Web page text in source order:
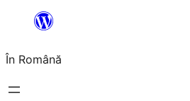
conținut
În Română